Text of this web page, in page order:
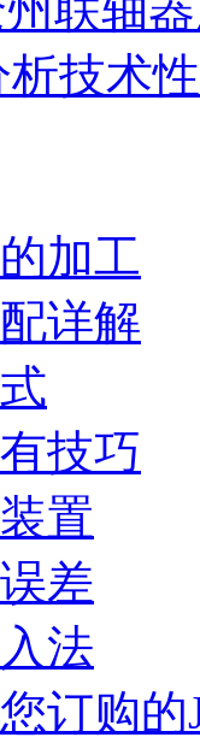
联轴
技术
加工
详解
技巧
置
差
法
订购